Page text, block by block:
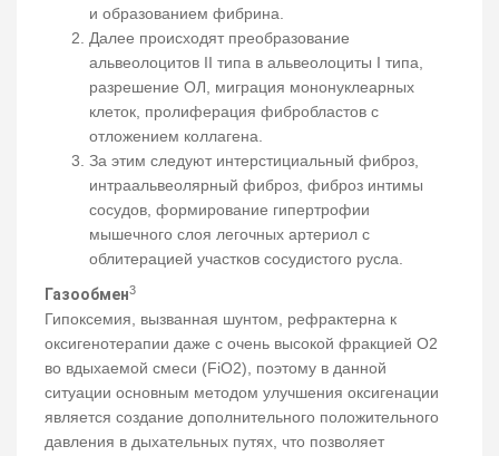
и образованием фибрина.
Далее происходят преобразование
альвеолоцитов II типа в альвеолоциты I типа,
разрешение ОЛ, миграция мононуклеарных
клеток, пролиферация фибробластов с
отложением коллагена.
За этим следуют интерстициальный фиброз,
интраальвеолярный фиброз, фиброз интимы
сосудов, формирование гипертрофии
мышечного слоя легочных артериол с
облитерацией участков сосудистого русла.
Газообмен3
Гипоксемия, вызванная шунтом, рефрактерна к
оксигенотерапии даже с очень высокой фракцией О2
во вдыхаемой смеси (FiO2), поэтому в данной
ситуации основным методом улучшения оксигенации
является создание дополнительного положительного
давления в дыхательных путях, что позволяет